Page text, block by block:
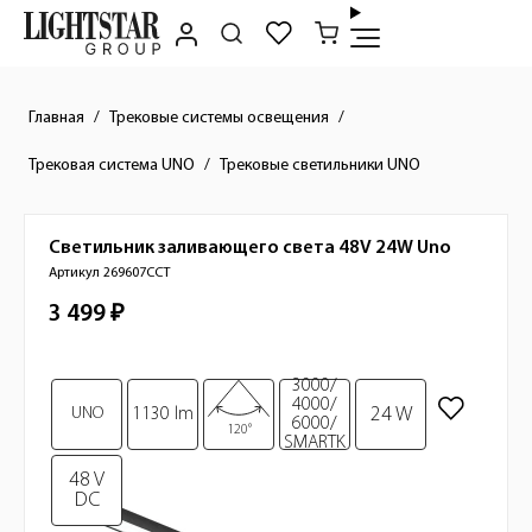
Главная Трековые системы освещения
Трековая система UNO Трековые светильники UNO
Краткое описание товара
Изображения товара
UNO 1130 lm
120°
3000/
4000/
6000/
SMARTK
24 W
48 V
DC
Светильник заливающего света 48V 24W Uno
Артикул 269607CCT
Стоимость товара
3 499 ₽